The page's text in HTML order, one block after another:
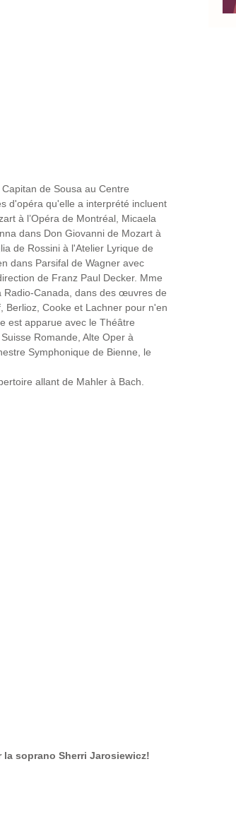
de Sousa au Centre
d'opéra qu'elle a interprété incluent
à l’Opéra de Montréal, Micaela
dans Don Giovanni de Mozart à
de Rossini à l'Atelier Lyrique de
dans Parsifal de Wagner avec
de Franz Paul Decker. Mme
Radio-Canada, dans des œuvres de
Berlioz, Cooke et Lachner pour n'en
est apparue avec le Théâtre
Romande, Alte Oper à
Symphonique de Bienne, le
allant de Mahler à Bach.
la soprano Sherri Jarosiewicz!